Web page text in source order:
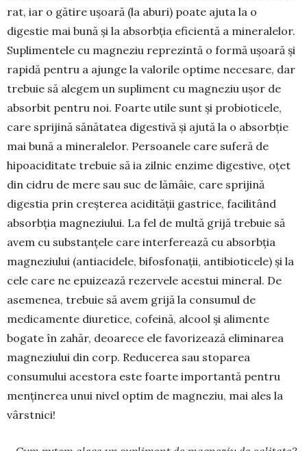
rat, iar o gătire ușoară (la aburi) poate ajuta la o
digestie mai bună și la ab­sorb­ția eficientă a mineralelor.
Suplimentele cu magneziu reprezintă o formă ușoară și
rapidă pentru a ajunge la valorile optime necesare, dar
trebuie să ale­gem un supliment cu magneziu ușor de
absorbit pentru noi. Foarte uti­le sunt și probioticele,
care sprijină sănătatea digestivă și ajută la o absorbție
mai bună a mineralelor. Persoanele care suferă de
hipoaciditate trebuie să ia zilnic enzime digestive, oțet
din cidru de mere sau suc de lămâie, care sprijină
digestia prin creșterea acidității gastrice, facilitând
absorbția magneziului. La fel de multă grijă trebuie să
avem cu substanțele care interferează cu absorbția
magneziului (antiacidele, bifosfonații, antibioticele) și la
cele care ne epuizează rezervele acestui mineral. De
asemenea, trebuie să avem grijă la consumul de
medicamente diuretice, cofeină, alcool și alimente
bogate în zahăr, deoarece ele favorizează eliminarea
magneziului din corp. Reducerea sau stoparea
consumului acestora este foarte importantă pentru
menținerea unui nivel optim de magneziu, mai ales la
vârst­nici!